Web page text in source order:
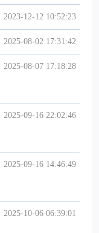
2023-12-12 10:52:23
2025-08-02 17:31:42
2025-08-07 17:18:28
2025-09-16 22:02:46
2025-09-16 14:46:49
2025-10-06 06:39:01